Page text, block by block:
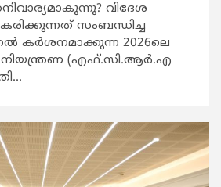
വിദേശ
സംബന്ധിച്ച
കര്‍ശനമാക്കുന്ന 2026ലെ
നിയന്ത്രണ (എഫ്.സി.ആര്‍.എ